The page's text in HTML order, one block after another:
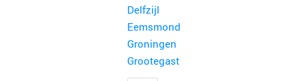
Delfzijl
Eemsmond
Groningen
Grootegast